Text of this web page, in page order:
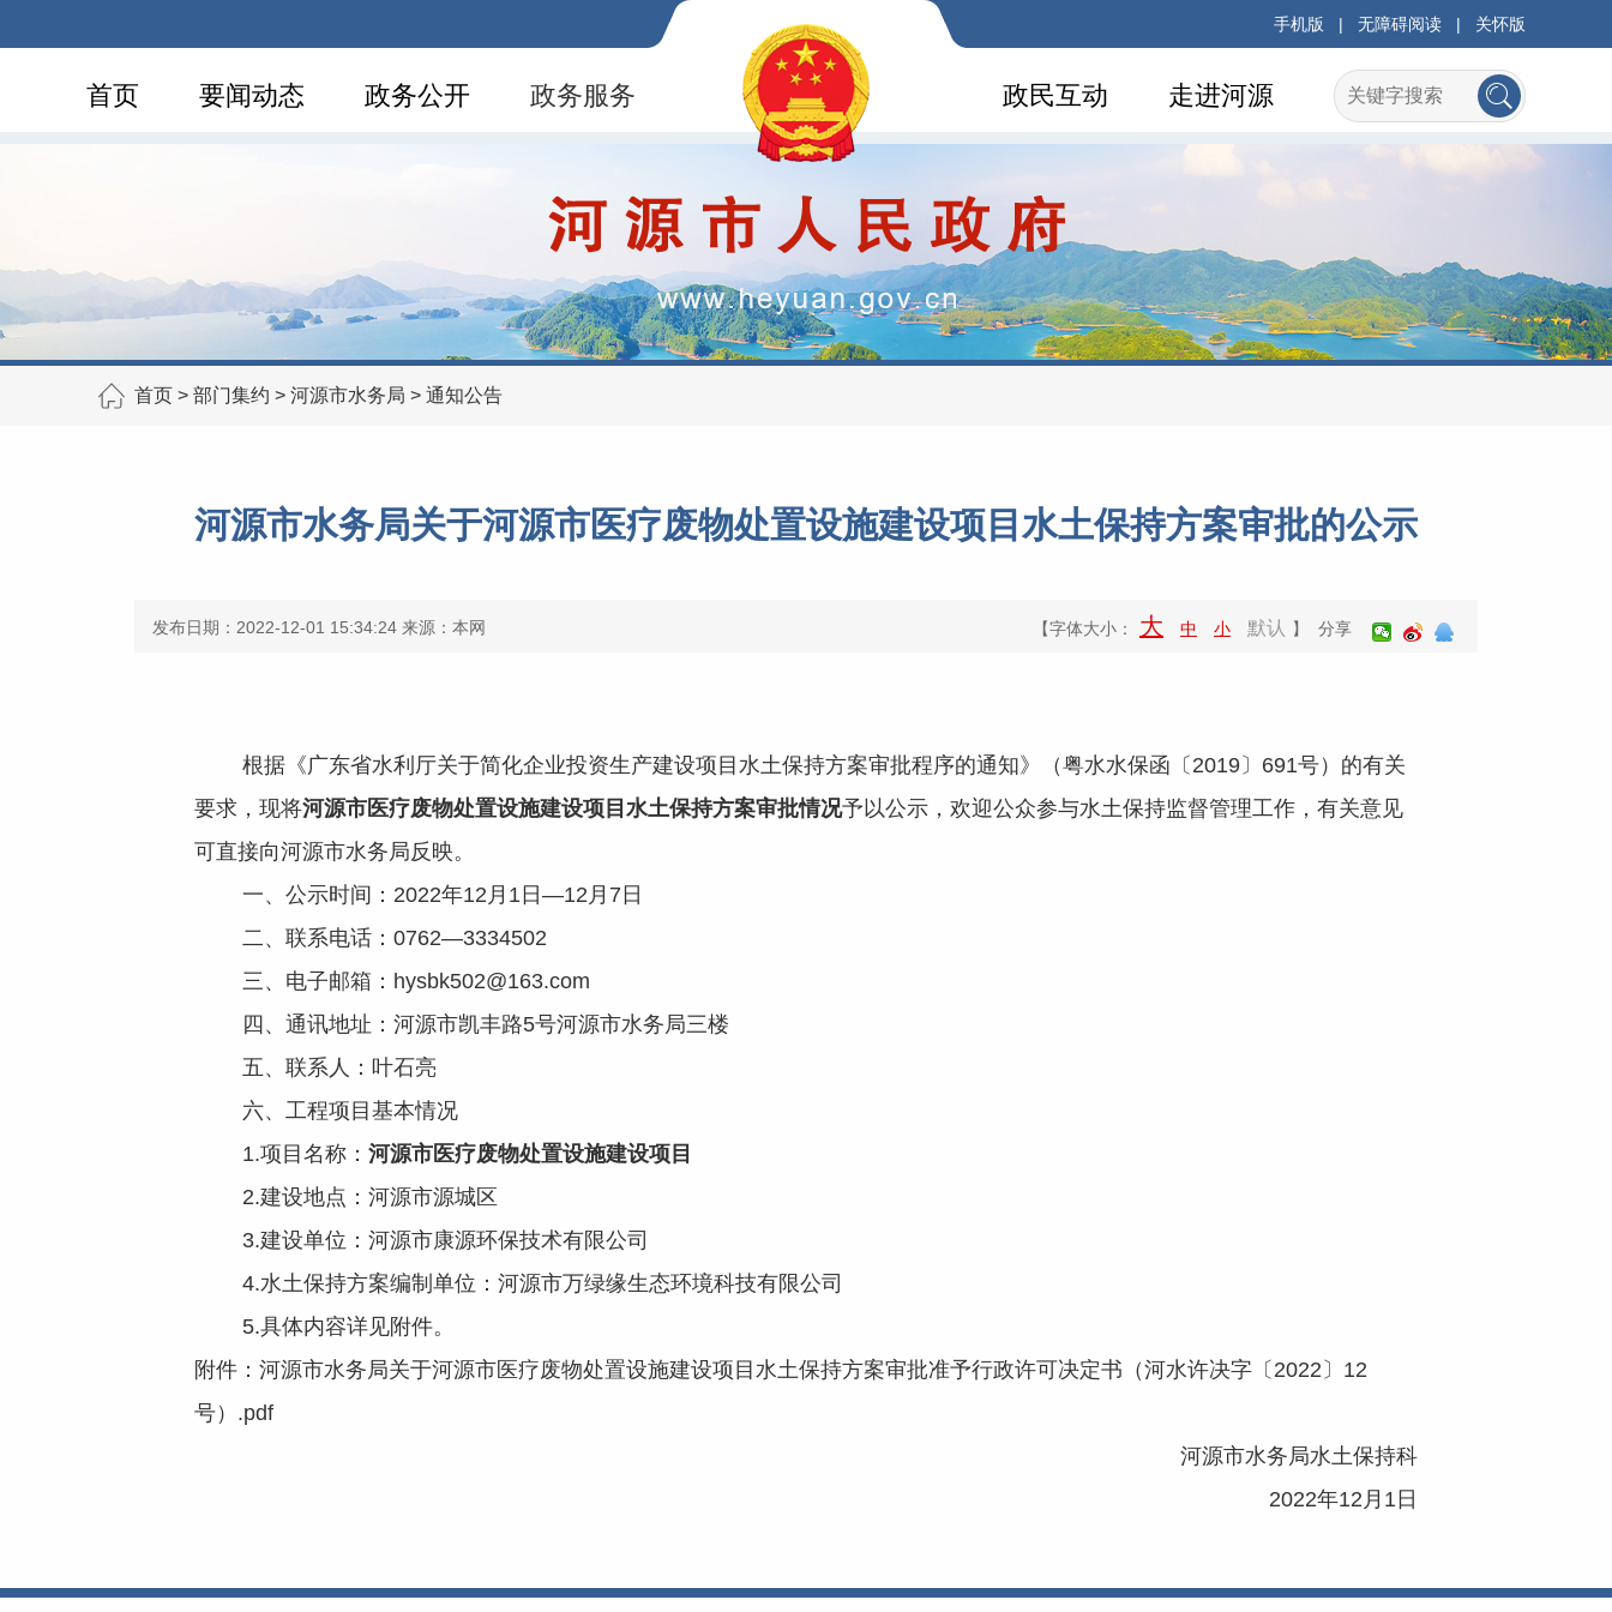
手机版 | 无障碍阅读 | 关怀版
首页 要闻动态 政务公开 政务服务 走进河源
政民互动
首页 > 部门集约 > 河源市水务局 > 通知公告
河源市水务局关于河源市医疗废物处置设施建设项目水土保持方案审批的公示
发布日期：2022-12-01 15:34:24 来源：本网 【字体大小： 大 中 小 默认 】 分享
根据《广东省水利厅关于简化企业投资生产建设项目水土保持方案审批程序的通知》（粤水水保函〔2019〕691号）的有关
要求，现将河源市医疗废物处置设施建设项目水土保持方案审批情况予以公示，欢迎公众参与水土保持监督管理工作，有关意见
可直接向河源市水务局反映。
一、公示时间：2022年12月1日—12月7日
二、联系电话：0762—3334502
三、电子邮箱： hysbk502@163.com
四、通讯地址：河源市凯丰路5号河源市水务局三楼
五、联系人：叶石亮
六、工程项目基本情况
1.项目名称： 河源市医疗废物处置设施建设项目
2.建设地点：河源市源城区
3.建设单位：河源市康源环保技术有限公司
4.水土保持方案编制单位：河源市万绿缘生态环境科技有限公司
5.具体内容详见附件。
附件：河源市水务局关于河源市医疗废物处置设施建设项目水土保持方案审批准予行政许可决定书（河水许决字〔2022〕12
号）.pdf
河源市水务局水土保持科
2022年12月1日